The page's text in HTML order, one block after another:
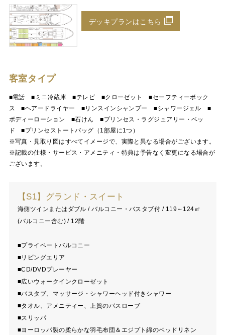
デッキプランはこちら
客室タイプ
■電話 ■ミニ冷蔵庫 ■テレビ ■クローゼット ■セーフティーボック
ス ■ヘアードライヤー ■リンスインシャンプー ■シャワージェル ■
ボディーローション ■石けん ■プリンセス・ラグジュアリー・ベッ
ド ■プリンセストートバッグ（1部屋に1つ）
※写真・見取り図はすべてイメージで、実際と異なる場合がございます。
※記載の仕様・サービス・アメニティ・特典は予告なく変更になる場合が
ございます。
【S1】グランド・スイート
海側ツインまたはダブル / バルコニー・バスタブ付 / 119～124㎡
(バルコニー含む) / 12階
■プライベートバルコニー
■リビングエリア
■CD/DVDプレーヤー
■広いウォークインクローゼット
■バスタブ、マッサージ・シャワーヘッド付きシャワー
■タオル、アメニティー、上質のバスローブ
■スリッパ
■ヨーロッパ製の柔らかな羽毛布団＆エジプト綿のベッドリネン